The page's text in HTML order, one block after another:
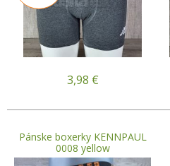
3,98 €
Pánske boxerky KENNPAUL
0008 yellow